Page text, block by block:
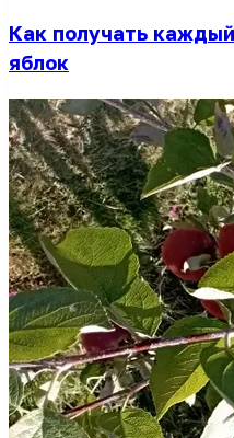
Как получать
яблок